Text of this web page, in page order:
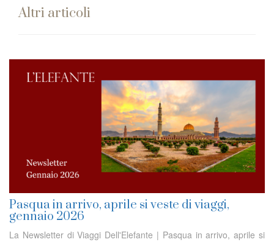
Altri articoli
Pasqua in arrivo, aprile si veste di viaggi,
gennaio 2026
La Newsletter di Viaggi Dell'Elefante | Pasqua in arrivo, aprile si